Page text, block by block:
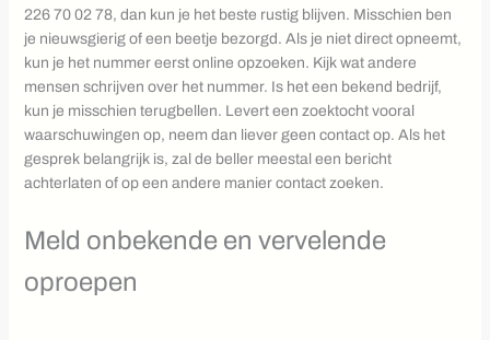
226 70 02 78, dan kun je het beste rustig blijven. Misschien ben
je nieuwsgierig of een beetje bezorgd. Als je niet direct opneemt,
kun je het nummer eerst online opzoeken. Kijk wat andere
mensen schrijven over het nummer. Is het een bekend bedrijf,
kun je misschien terugbellen. Levert een zoektocht vooral
waarschuwingen op, neem dan liever geen contact op. Als het
gesprek belangrijk is, zal de beller meestal een bericht
achterlaten of op een andere manier contact zoeken.
Meld onbekende en vervelende
oproepen